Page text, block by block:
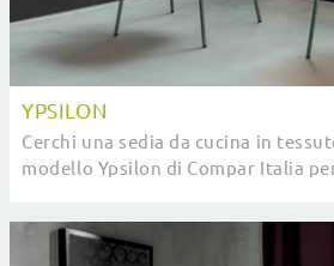
YPSILON
Cerchi una sedia da cucina in
modello Ypsilon di Compar Italia